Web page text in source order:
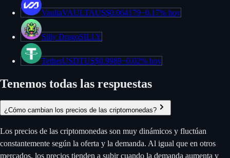
VaultaVAULTAUS$0.064179−0.17% hoy
Silly DragoSILLY
TetherUSDTUS$0.9989−0.02% hoy
Tenemos todas las respuestas
¿Cómo cambian los precios de las criptomonedas?
Los precios de las criptomonedas son muy dinámicos y fluctúan
constantemente según la oferta y la demanda. Al igual que en otros
mercados, los precios tienden a subir cuando la demanda aumenta y